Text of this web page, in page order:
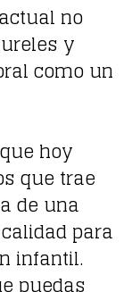
no
y
como un
hoy
que trae
de una
para
infantil.
puedas